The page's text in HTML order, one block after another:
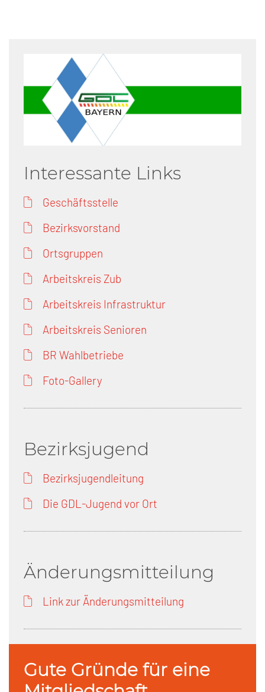
Interessante Links
Geschäftsstelle
Bezirksvorstand
Ortsgruppen
Arbeitskreis Zub
Arbeitskreis Infrastruktur
Arbeitskreis Senioren
BR Wahlbetriebe
Foto-Gallery
Bezirksjugend
Bezirksjugendleitung
Die GDL-Jugend vor Ort
Änderungsmitteilung
Link zur Änderungsmitteilung
Gute Gründe für eine